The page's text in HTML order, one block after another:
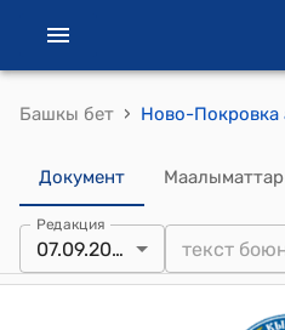
Башкы бет ›
Документ Маалыматтар
Редакция
07.09.2022